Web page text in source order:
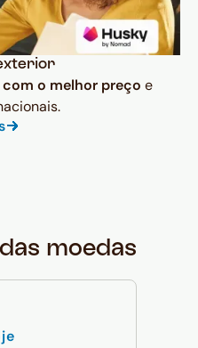
o melhor preço e
moedas